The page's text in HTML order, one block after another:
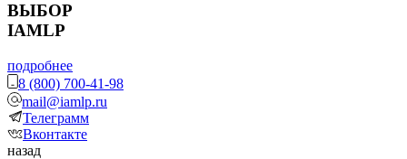
ВЫБОР
IAMLP
подробнее
8 (800) 700-41-98
mail@iamlp.ru
Телеграмм
Вконтакте
назад